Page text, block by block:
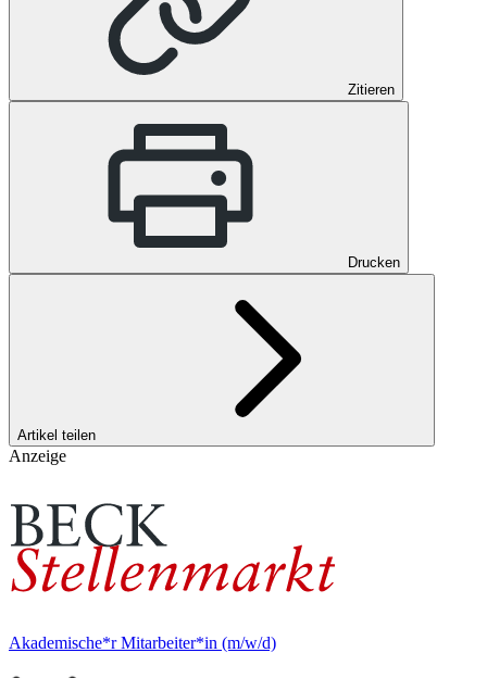
Zitieren
Drucken
Artikel teilen
Anzeige
Akademische*r Mitarbeiter*in (m/w/d)